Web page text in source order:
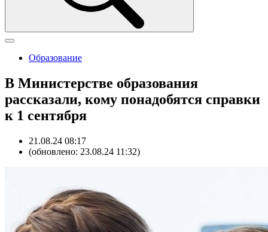
Образование
В Министерстве образования
рассказали, кому понадобятся справки
к 1 сентября
21.08.24 08:17
(обновлено: 23.08.24 11:32)